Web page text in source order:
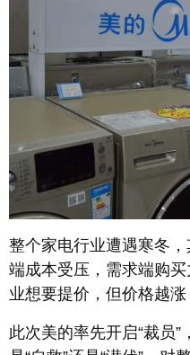
整个家电行业遭遇寒冬
端成本受压，需求端购
业想要提价，但价格越涨
此次美的率先开启“裁员”